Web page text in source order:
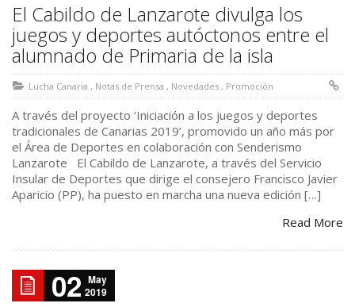
El Cabildo de Lanzarote divulga los
juegos y deportes autóctonos entre el
alumnado de Primaria de la isla
Lucha Canaria , Notas de Prensa , Novedades , Promoción
A través del proyecto ‘Iniciación a los juegos y deportes
tradicionales de Canarias 2019’, promovido un año más por
el Área de Deportes en colaboración con Senderismo
Lanzarote El Cabildo de Lanzarote, a través del Servicio
Insular de Deportes que dirige el consejero Francisco Javier
Aparicio (PP), ha puesto en marcha una nueva edición […]
Read More
02 May
2019